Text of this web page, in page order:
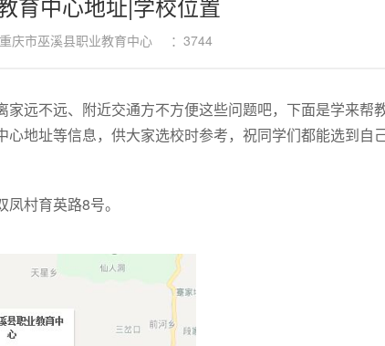
庆市巫溪县职业教育中心 ：3744
远不远、附近交通方不方便这些问题吧，下面是学来帮
地址等信息，供大家选校时参考，祝同学们都能选到自
村育英路8号。